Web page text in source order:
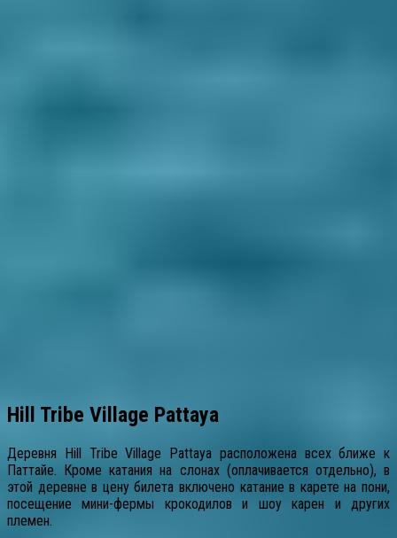
Hill Tribe Village Pattaya
Деревня Hill Tribe Village Pattaya расположена всех ближе к
Паттайе. Кроме катания на слонах (оплачивается отдельно), в
этой деревне в цену билета включено катание в карете на пони,
посещение мини-фермы крокодилов и шоу карен и других
племен.